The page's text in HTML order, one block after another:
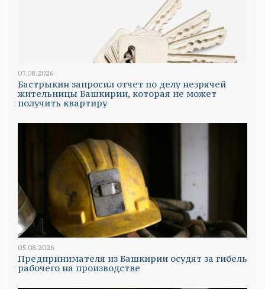
07.08.2026
Бастрыкин запросил отчет по делу незрячей
жительницы Башкирии, которая не может
получить квартиру
05.08.2026
Предпринимателя из Башкирии осудят за гибель
рабочего на производстве